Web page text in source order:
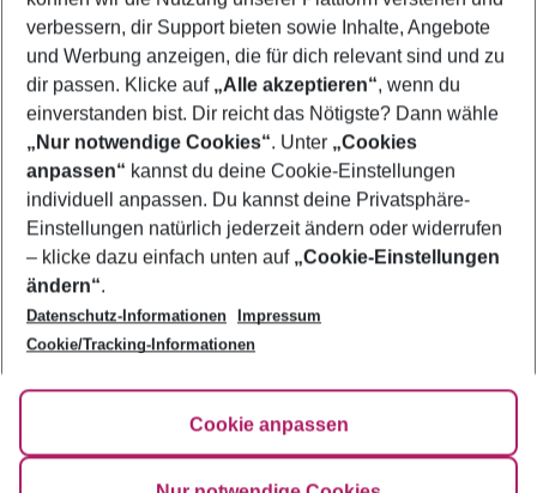
Flug & Hotel Kap Verde
Urlaub Kap Verde
Footer
Footer navigation
Über uns
AGB
Bestpreisgarantie
Cookie-Einstellungen ändern
Cookie-Richtlinie
Impressum
Agenturbetreuung
Barrierefreies Reisen
HanseMerkur Reiseversicherung
Hilfe & Kontakt
Folge uns
verbessern, dir Support bieten sowie Inhalte, Angebote
und Werbung anzeigen, die für dich relevant sind und zu
dir passen. Klicke auf „Alle akzeptieren“, wenn du
einverstanden bist. Dir reicht das Nötigste? Dann wähle
„Nur notwendige Cookies“. Unter „Cookies
anpassen“ kannst du deine Cookie-Einstellungen
individuell anpassen. Du kannst deine Privatsphäre-
Einstellungen natürlich jederzeit ändern oder widerrufen
– klicke dazu einfach unten auf „Cookie-Einstellungen
ändern“.
Datenschutz-Informationen
Impressum
Cookie/Tracking-Informationen
Cookie anpassen